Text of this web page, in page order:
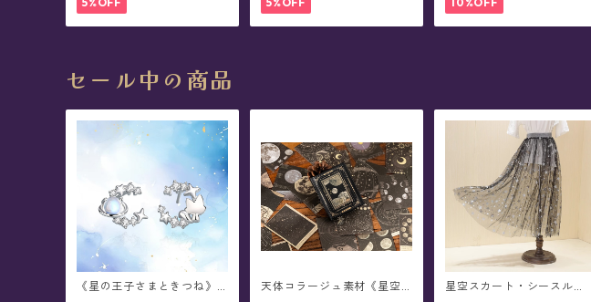
セール中の商品
《星の王子さまときつね》 T
天体コラージュ素材《星空
星空スカート・シースル